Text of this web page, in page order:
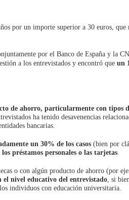
por un importe superior a 30 euros,
por el Banco de España y la
a los entrevistados y encontró que un
de ahorro, particularmente con tipos
ha tenido desavenencias
bancarias.
un 30% de los casos (bien por
los préstamos personales o las tarjetas.
o con algún producto de ahorro (por
el nivel educativo del entrevistado, si
individuos con educación universitaria.